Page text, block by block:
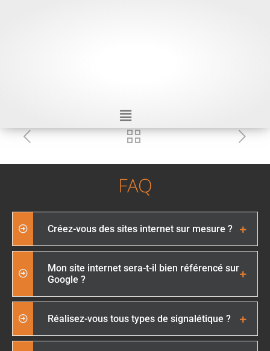
FAQ
Créez-vous des sites internet sur mesure ?
Mon site internet sera-t-il bien référencé sur
Google ?
Réalisez-vous tous types de signalétique ?